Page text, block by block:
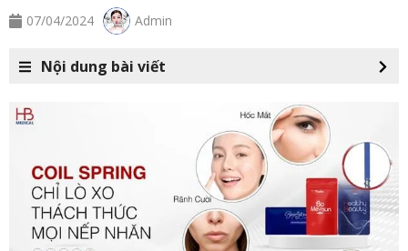
07/04/2024 Admin
Nội dung bài viết